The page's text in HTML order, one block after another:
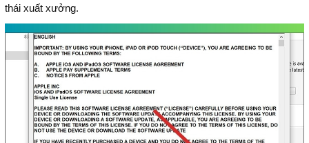
thái xuất xưởng.